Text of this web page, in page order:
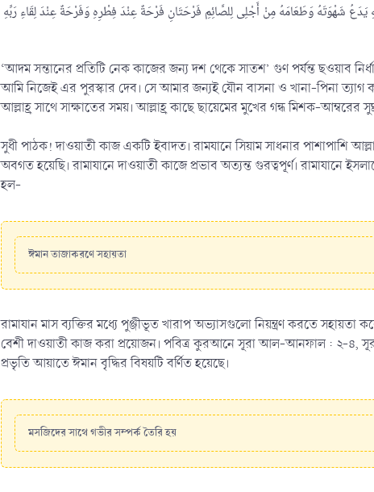
يَدَعُ شَهْوَتَهُ وَطَعَامَهُ مِنْ أَجْلِى لِلصَّائِمِ فَرْحَتَانِ فَرْحَةٌ عِنْدَ فِطْرِهِ وَفَرْحَةٌ عِنْدَ لِقَاءِ رَبِّهِ
‘আদম সন্তানের প্রতিটি নেক কাজের জন্য দশ থেকে সাতশ’ গুণ পর্যন্ত ছওয়াব
আমি নিজেই এর পুরস্কার দেব। সে আমার জন্যই যৌন বাসনা ও খানা-পিনা ত্যাগ
আল্লাহ্র সাথে সাক্ষাতের সময়। আল্লাহ্র কাছে ছায়েমের মুখের গন্ধ মিশক-আম্বরের
সুধী পাঠক! দাওয়াতী কাজ একটি ইবাদত। রামযানে সিয়াম সাধনার
অবগত হয়েছি। রামাযানে দাওয়াতী কাজে প্রভাব অত্যন্ত গুরত্বপূর্ণ। রামাযানে
হল-
ঈমান তাজাকরণে সহায়তা
রামাযান মাস ব্যক্তির মধ্যে পুঞ্জীভূত খারাপ অভ্যাসগুলো নিয়ন্ত্রণ করতে সহায়তা
বেশী দাওয়াতী কাজ করা প্রয়োজন। পবিত্র কুরআনে সূরা আল-আনফাল : ২-
প্রভৃতি আয়াতে ঈমান বৃদ্ধির বিষয়টি বর্ণিত হয়েছে।
মসজিদের সাথে গভীর সম্পর্ক তৈরি হয়